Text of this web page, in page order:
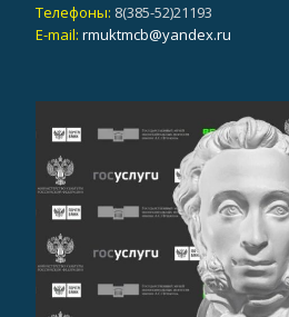
Телефоны: 8(385-52)21193
E-mail: rmuktmcb@yandex.ru